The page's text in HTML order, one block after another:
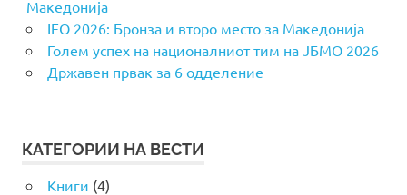
Македонија
IEO 2026: Бронза и второ место за Македонија
Голем успех на националниот тим на ЈБМО 2026
Државен првак за 6 одделение
КАТЕГОРИИ НА ВЕСТИ
Книги (4)